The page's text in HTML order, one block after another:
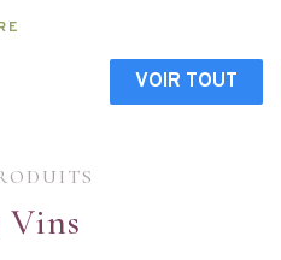
VOIR TOUT
Vins